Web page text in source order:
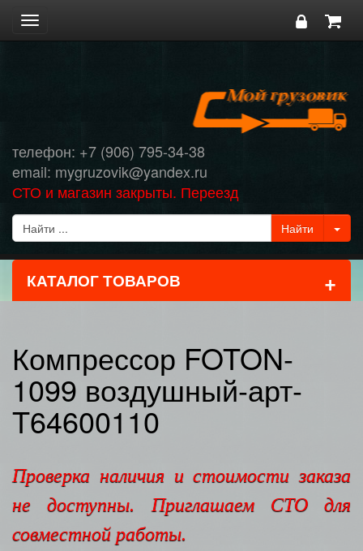
Toggle
navigation
телефон: +7 (906) 795-34-38
email: mygruzovik@yandex.ru
СТО и магазин закрыты. Переезд
КАТАЛОГ ТОВАРОВ +
Компрессор FOTON-
1099 воздушный-арт-
T64600110
Проверка наличия и стоимости заказа
не доступны. Приглашаем СТО для
совместной работы.